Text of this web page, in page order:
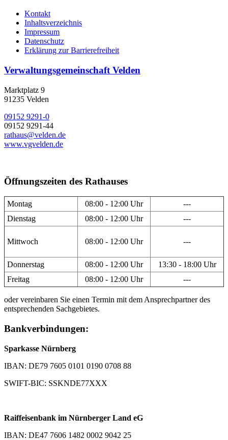
Kontakt
Inhaltsverzeichnis
Impressum
Datenschutz
Erklärung zur Barrierefreiheit
Verwaltungsgemeinschaft Velden
Marktplatz 9
91235 Velden
09152 9291-0
09152 9291-44
rathaus@velden.de
www.vgvelden.de
Öffnungszeiten des Rathauses
Montag 08:00 - 12:00 Uhr
---
Dienstag
08:00 - 12:00 Uhr ---
Mittwoch 08:00 - 12:00 Uhr ---
Donnerstag 08:00 - 12:00 Uhr
13:30 - 18:00 Uhr
Freitag
08:00 - 12:00 Uhr ---
oder vereinbaren Sie einen Termin mit dem Ansprechpartner des
entsprechenden Sachgebietes.
Bankverbindungen:
Sparkasse Nürnberg
IBAN: DE79 7605 0101 0190 0708 88
SWIFT-BIC: SSKNDE77XXX
Raiffeisenbank im Nürnberger Land eG
IBAN: DE47 7606 1482 0002 9042 25